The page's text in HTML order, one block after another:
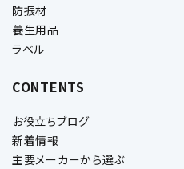
防振材
養生用品
ラベル
CONTENTS
お役立ちブログ
新着情報
主要メーカーから選ぶ